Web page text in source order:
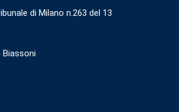
di Milano n.263 del 13